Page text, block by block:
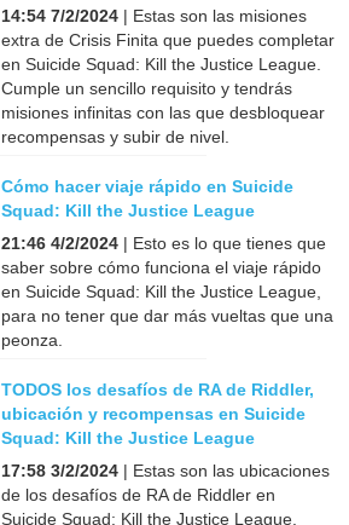
14:54 7/2/2024 | Estas son las misiones
extra de Crisis Finita que puedes completar
en Suicide Squad: Kill the Justice League.
Cumple un sencillo requisito y tendrás
misiones infinitas con las que desbloquear
recompensas y subir de nivel.
Cómo hacer viaje rápido en Suicide
Squad: Kill the Justice League
21:46 4/2/2024 | Esto es lo que tienes que
saber sobre cómo funciona el viaje rápido
en Suicide Squad: Kill the Justice League,
para no tener que dar más vueltas que una
peonza.
TODOS los desafíos de RA de Riddler,
ubicación y recompensas en Suicide
Squad: Kill the Justice League
17:58 3/2/2024 | Estas son las ubicaciones
de los desafíos de RA de Riddler en
Suicide Squad: Kill the Justice League.